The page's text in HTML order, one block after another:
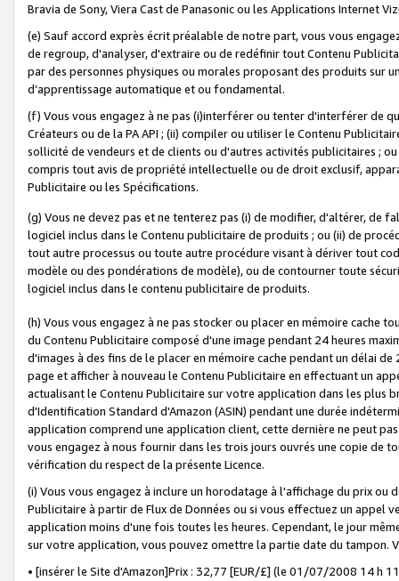
Bravia de Sony, Viera Cast de Panasonic ou les Applications Internet
(e) Sauf accord exprès écrit préalable de notre part, vous vous
de regroup, d'analyser, d'extraire ou de redéfinir tout Contenu
par des personnes physiques ou morales proposant des produits sur
d’apprentissage automatique et ou fondamental.
(f) Vous vous engagez à ne pas (i)interférer ou tenter d'interférer de
Créateurs ou de la PA API ; (ii) compiler ou utiliser le Contenu
sollicité de vendeurs et de clients ou d'autres activités publicitaires ;
compris tout avis de propriété intellectuelle ou de droit exclusif,
Publicitaire ou les Spécifications.
(g) Vous ne devez pas et ne tenterez pas (i) de modifier, d'altérer, de
logiciel inclus dans le Contenu publicitaire de produits ; ou (ii) de
tout autre processus ou toute autre procédure visant à dériver tout
modèle ou des pondérations de modèle), ou de contourner toute
logiciel inclus dans le contenu publicitaire de produits.
(h) Vous vous engagez à ne pas stocker ou placer en mémoire cache
du Contenu Publicitaire composé d'une image pendant 24 heures
d'images à des fins de le placer en mémoire cache pendant un délai
page et afficher à nouveau le Contenu Publicitaire en effectuant un
actualisant le Contenu Publicitaire sur votre application dans les plus
d'Identification Standard d'Amazon (ASIN) pendant une durée
application comprend une application client, cette dernière ne peut
vous engagez à nous fournir dans les trois jours ouvrés une copie de
vérification du respect de la présente Licence.
(i) Vous vous engagez à inclure un horodatage à l'affichage du prix
Publicitaire à partir de Flux de Données ou si vous effectuez un appel
application moins d'une fois toutes les heures. Cependant, le jour
sur votre application, vous pouvez omettre la partie date du tampon.
• [insérer le Site d'Amazon]Prix : 32,77 [EUR/£] (le 01/07/2008 14 h